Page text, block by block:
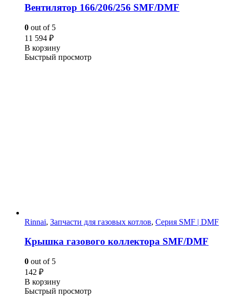
Вентилятор 166/206/256 SMF/DMF
0 out of 5
11 594 ₽
В корзину
Быстрый просмотр
Rinnai, Запчасти для газовых котлов, Серия SMF | DMF
Крышка газового коллектора SMF/DMF
0 out of 5
142 ₽
В корзину
Быстрый просмотр